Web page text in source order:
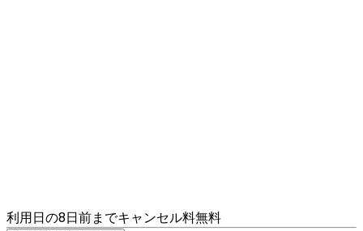
利用日の8日前までキャンセル料無料